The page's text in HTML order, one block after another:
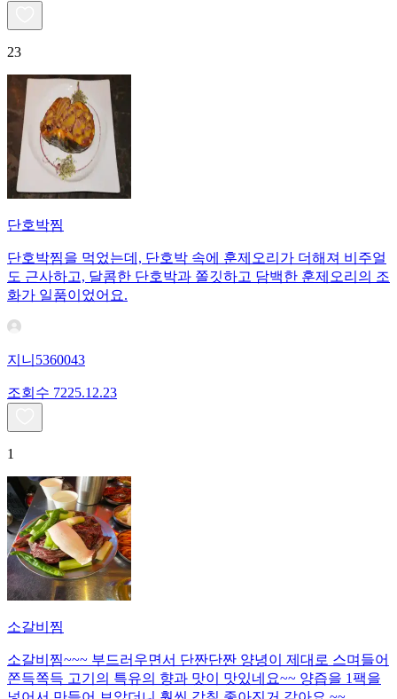
23
단호박찜
단호박찜을 먹었는데, 단호박 속에 훈제오리가 더해져 비주얼
도 근사하고, 달콤한 단호박과 쫄깃하고 담백한 훈제오리의 조
화가 일품이었어요.
지니5360043
조회수 7225.12.23
1
소갈비찜
소갈비찜~~~ 부드러우면서 단짠단짠 양녕이 제대로 스며들어
쫀득쪽득 고기의 특유의 향과 맛이 맛있네요~~ 양즙을 1팩을